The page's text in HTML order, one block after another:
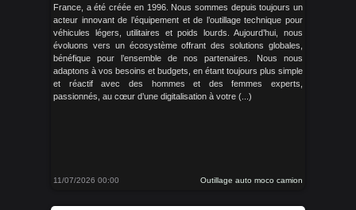
France, a été créée en 1996. Nous sommes depuis toujours un
acteur innovant de l’équipement et de l’outillage technique pour
véhicules légers, utilitaires et poids lourds. Aujourd’hui, nous
évoluons vers un écosystème offrant des solutions globales,
bénéfique pour l’ensemble de nos partenaires. Nous nous
adaptons à vos besoins et budgets, en étant toujours plus simple
et réactif avec des hommes et des femmes experts,
passionnés, au cœur d’une digitalisation à votre (...)
11/07/2026 00:00 Outillage auto moco camion